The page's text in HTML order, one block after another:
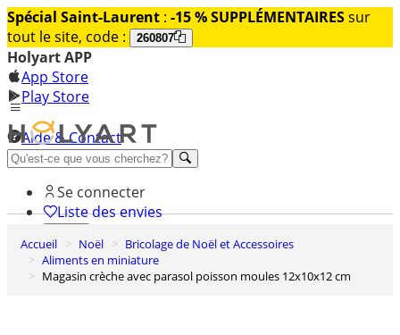
Spécial Saint-Laurent : -15 % SUPPLÉMENTAIRESsur
tout le site, code :
260807
Holyart APP
App Store
Play Store
Aide & Contact
Découvrez Premium
Se connecter
Liste des envies
0
Panier
Accueil Noël
Bricolage de Noël et Accessoires
Aliments en miniature
Magasin crèche avec parasol poisson moules 12x10x12 cm